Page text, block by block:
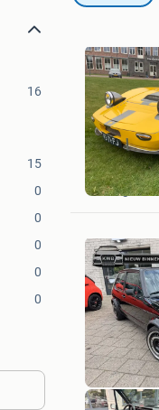
16
15
0
0
0
0
0
erik
Dongen